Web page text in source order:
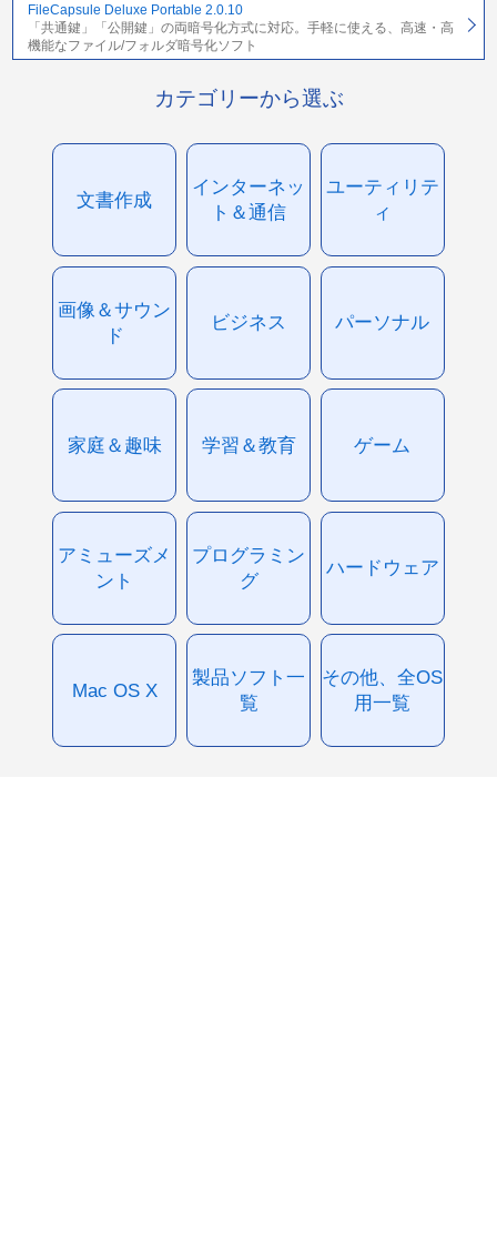
FileCapsule Deluxe Portable 2.0.10
「共通鍵」「公開鍵」の両暗号化方式に対応。手軽に使える、高速・高
機能なファイル/フォルダ暗号化ソフト
カテゴリーから選ぶ
文書作成
インターネッ
ト＆通信
ユーティリテ
ィ
画像＆サウン
ド
ビジネス パーソナル
家庭＆趣味 学習＆教育 ゲーム
アミューズメ
ント
プログラミン
グ
ハードウェア
Mac OS X
製品ソフト一
覧
その他、全OS
用一覧